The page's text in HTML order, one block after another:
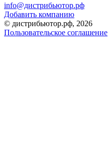
info@дистрибьютор.рф
Добавить компанию
© дистрибьютор.рф, 2026
Пользовательское соглашение